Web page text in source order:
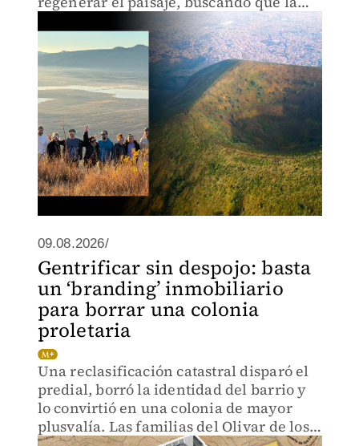
alcaldía sea conocida por sus
ecosistemas.
09.08.2026/
Gentrificar sin despojo: basta
un ‘branding’ inmobiliario
para borrar una colonia
proletaria
Una reclasificación catastral disparó el
predial, borró la identidad del barrio y
lo convirtió en una colonia de mayor
plusvalía. Las familias del Olivar de los